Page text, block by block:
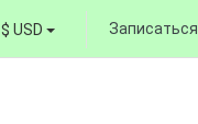
$ USD Записаться